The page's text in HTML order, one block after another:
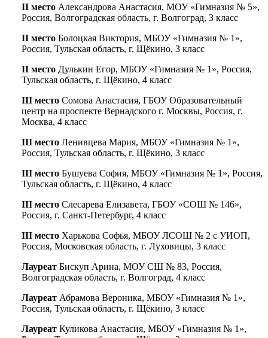
II место Александрова Анастасия, МОУ «Гимназия № 5»,
Россия, Волгоградская область, г. Волгоград, 3 класс
II местоБолоцкая Виктория, МБОУ «Гимназия № 1»,
Россия, Тульская область, г. Щёкино, 3 класс
II место Дулькин Егор, МБОУ «Гимназия № 1», Россия,
Тульская область, г. Щёкино, 4 класс
III местоСомова Анастасия, ГБОУ Образовательный
центр на проспекте Вернадского г. Москвы, Россия, г.
Москва, 4 класс
III местоЛенивцева Мария, МБОУ «Гимназия № 1»,
Россия, Тульская область, г. Щёкино, 3 класс
III местоБушуева София, МБОУ «Гимназия № 1», Россия,
Тульская область, г. Щёкино, 4 класс
III местоСлесарева Елизавета, ГБОУ «СОШ № 146»,
Россия, г. Санкт-Петербург, 4 класс
III место Харькова Софья, МБОУ ЛСОШ № 2 с УИОП,
Россия, Московская область, г. Луховицы, 3 класс
Лауреат Бискуп Арина, МОУ СШ № 83, Россия,
Волгоградская область, г. Волгоград, 4 класс
Лауреат Абрамова Вероника, МБОУ «Гимназия № 1»,
Россия, Тульская область, г. Щёкино, 3 класс
Лауреат Куликова Анастасия, МБОУ «Гимназия № 1»,